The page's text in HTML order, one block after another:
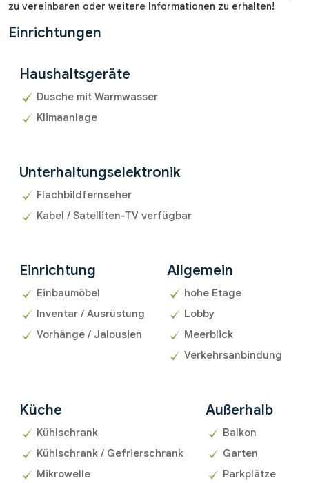
zu vereinbaren oder weitere Informationen zu erhalten!
Einrichtungen
Haushaltsgeräte
Dusche mit Warmwasser
Klimaanlage
Unterhaltungselektronik
Flachbildfernseher
Kabel / Satelliten-TV verfügbar
Einrichtung
Einbaumöbel
Inventar / Ausrüstung
Vorhänge / Jalousien
Allgemein
hohe Etage
Lobby
Meerblick
Verkehrsanbindung
Küche
Kühlschrank
Kühlschrank / Gefrierschrank
Mikrowelle
Außerhalb
Balkon
Garten
Parkplätze